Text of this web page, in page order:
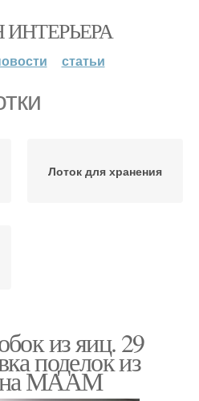
статьи
Лоток для хранения
из яиц. 29
поделок из
на МААМ